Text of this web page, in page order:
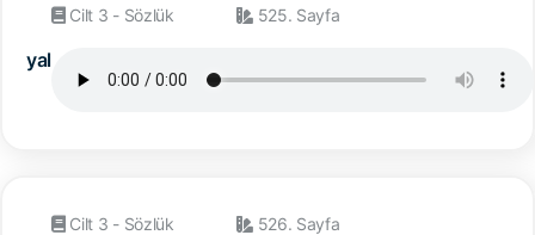
yal
Cilt 3 - Sözlük 525. Sayfa
Cilt 3 - Sözlük 526. Sayfa